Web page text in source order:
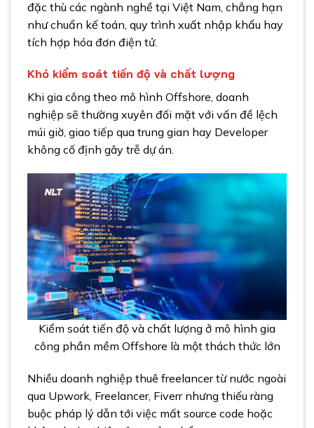
đặc thù các ngành nghề tại Việt Nam, chẳng hạn
như chuẩn kế toán, quy trình xuất nhập khẩu hay
tích hợp hóa đơn điện tử.
Khó kiểm soát tiến độ và chất lượng
Khi gia công theo mô hình Offshore, doanh
nghiệp sẽ thường xuyên đối mặt với vấn đề lệch
múi giờ, giao tiếp qua trung gian hay Developer
không cố định gây trễ dự án.
Kiểm soát tiến độ và chất lượng ở mô hình gia
công phần mềm Offshore là một thách thức lớn
Nhiều doanh nghiệp thuê freelancer từ nước ngoài
qua Upwork, Freelancer, Fiverr nhưng thiếu ràng
buộc pháp lý dẫn tới việc mất source code hoặc